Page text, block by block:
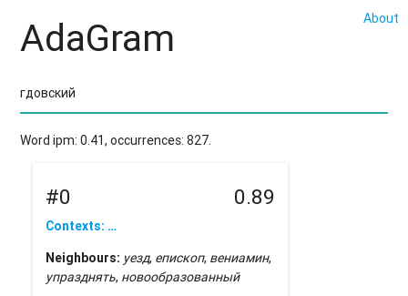
About
AdaGram
Word ipm: 0.41, occurrences: 827.
#0 0.89
Contexts: …
Neighbours: уезд, епископ, вениамин,
упразднять, новообразованный